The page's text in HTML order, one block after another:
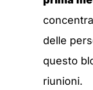
delle
questo
riunioni.